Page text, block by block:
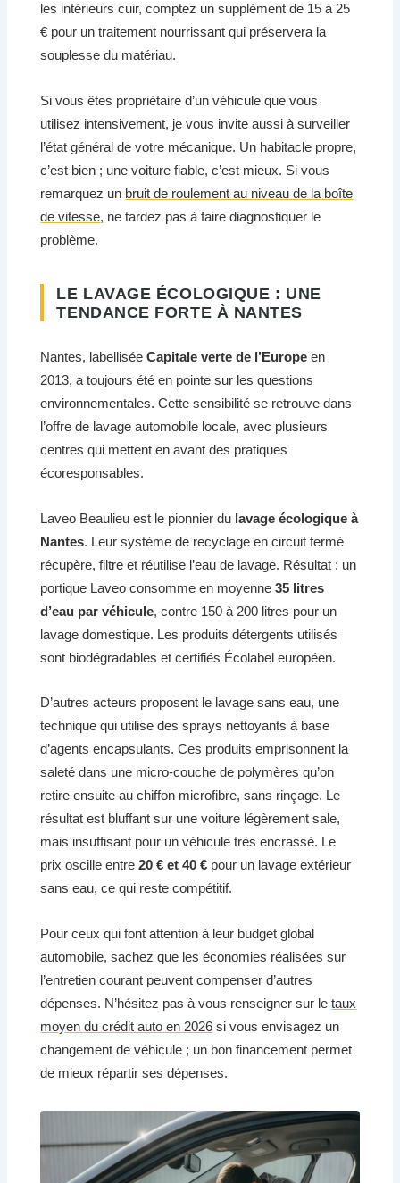
les intérieurs cuir, comptez un supplément de 15 à 25
€ pour un traitement nourrissant qui préservera la
souplesse du matériau.
Si vous êtes propriétaire d’un véhicule que vous
utilisez intensivement, je vous invite aussi à surveiller
l’état général de votre mécanique. Un habitacle propre,
c’est bien ; une voiture fiable, c’est mieux. Si vous
remarquez un bruit de roulement au niveau de la boîte
de vitesse, ne tardez pas à faire diagnostiquer le
problème.
LE LAVAGE ÉCOLOGIQUE : UNE
TENDANCE FORTE À NANTES
Nantes, labelliséeCapitale verte de l’Europe en
2013, a toujours été en pointe sur les questions
environnementales. Cette sensibilité se retrouve dans
l’offre de lavage automobile locale, avec plusieurs
centres qui mettent en avant des pratiques
écoresponsables.
Laveo Beaulieu est le pionnier du lavage écologique à
Nantes. Leur système de recyclage en circuit fermé
récupère, filtre et réutilise l’eau de lavage. Résultat : un
portique Laveo consomme en moyenne35 litres
d’eau par véhicule, contre 150 à 200 litres pour un
lavage domestique. Les produits détergents utilisés
sont biodégradables et certifiés Écolabel européen.
D’autres acteurs proposent le lavage sans eau, une
technique qui utilise des sprays nettoyants à base
d’agents encapsulants. Ces produits emprisonnent la
saleté dans une micro-couche de polymères qu’on
retire ensuite au chiffon microfibre, sans rinçage. Le
résultat est bluffant sur une voiture légèrement sale,
mais insuffisant pour un véhicule très encrassé. Le
prix oscille entre20 € et 40 € pour un lavage extérieur
sans eau, ce qui reste compétitif.
Pour ceux qui font attention à leur budget global
automobile, sachez que les économies réalisées sur
l’entretien courant peuvent compenser d’autres
dépenses. N’hésitez pas à vous renseigner sur letaux
moyen du crédit auto en 2026 si vous envisagez un
changement de véhicule ; un bon financement permet
de mieux répartir ses dépenses.